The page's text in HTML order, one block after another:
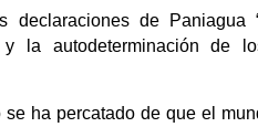
declaraciones de Paniagua
la autodeterminación de
se ha percatado de que el